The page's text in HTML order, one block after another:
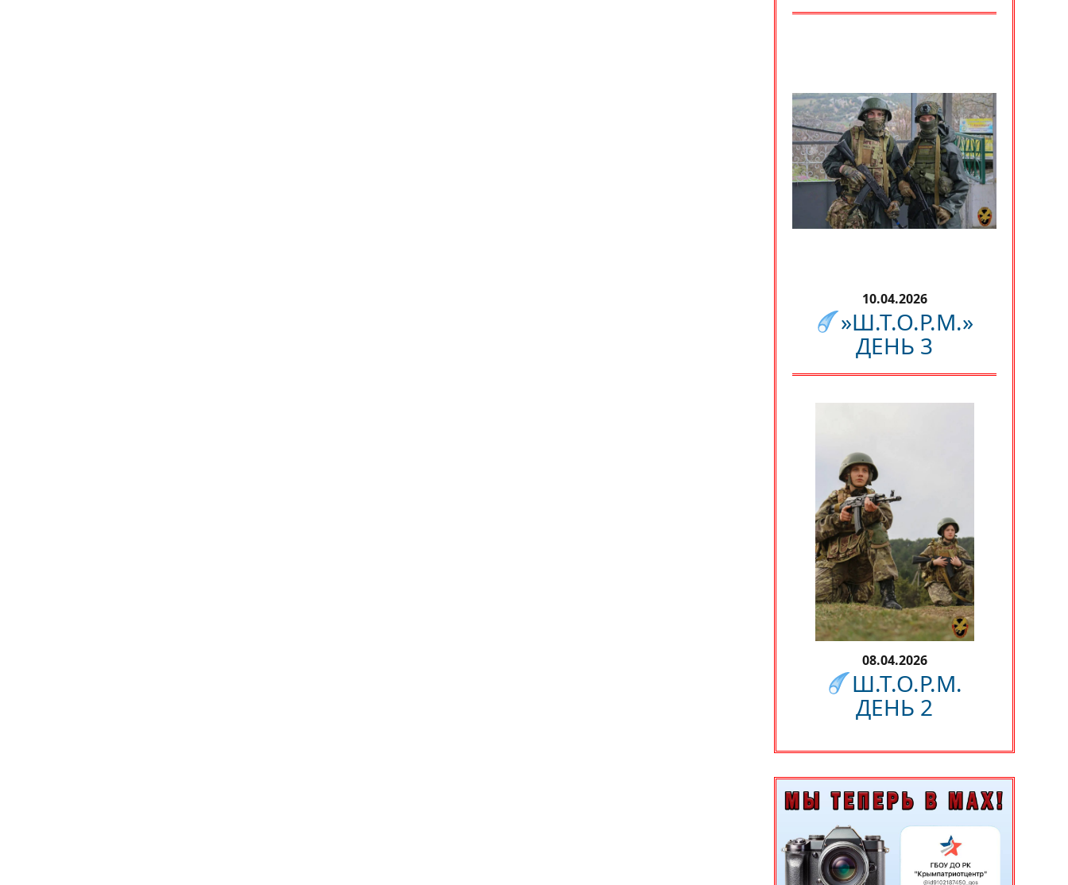
10.04.2026
»Ш.Т.О.Р.М.»
ДЕНЬ 3
08.04.2026
Ш.Т.О.Р.М.
ДЕНЬ 2